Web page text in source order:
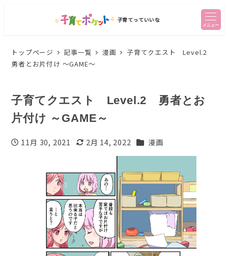
子育てっていいな
メニュー
トップページ 記事一覧 漫画
子育てクエスト Level.2
勇者とお片付け ～GAME～
子育てクエスト Level.2 勇者とお
片付け ～GAME～
投稿日
11月 30, 2021
更新日
2月 14, 2022 カテゴリー
漫画